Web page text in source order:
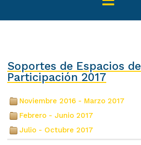
Soportes de Espacios de
Participación 2017
Noviembre 2016 - Marzo 2017
Febrero - Junio 2017
Julio - Octubre 2017